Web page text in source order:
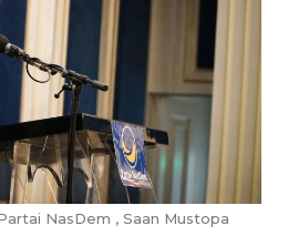
NasDem , Saan Mustopa